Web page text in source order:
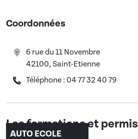
Coordonnées
6 rue du 11 Novembre
42100, Saint-Etienne
Téléphone : 04 77 32 40 79
Les formations et permis
AUTO ECOLE